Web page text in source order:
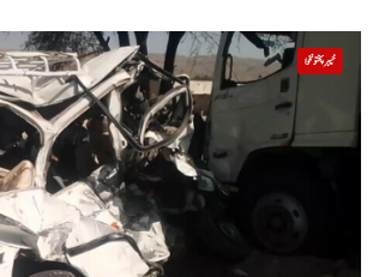
خیبر پختونخوا